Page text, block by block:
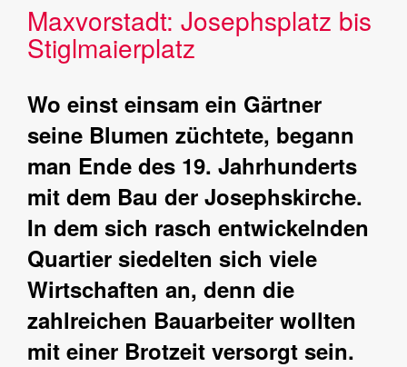
Maxvorstadt: Josephsplatz bis
Stiglmaierplatz
Wo einst einsam ein Gärtner
seine Blumen züchtete, begann
man Ende des 19. Jahrhunderts
mit dem Bau der Josephskirche.
In dem sich rasch entwickelnden
Quartier siedelten sich viele
Wirtschaften an, denn die
zahlreichen Bauarbeiter wollten
mit einer Brotzeit versorgt sein.